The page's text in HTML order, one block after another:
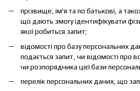
прізвище, ім'я та по батькові, а
що дають змогу ідентифікувати
якої робиться запит;
відомості про базу персональних
подається запит, чи відомості про
чи розпорядника цієї бази
перелік персональних даних, що